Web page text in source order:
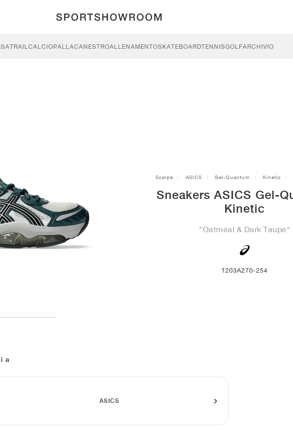
TRAILCALCIOPALLACANESTROALLENAMENTOSKATEBOARDTENNISGOLFARCHIVIO
Scarpe ASICS Gel-Quantum Kinetic
Sneakers ASICS Gel-
Kinetic
"Oatmeal & Dark Taupe"
1203A270-254
a
ASICS